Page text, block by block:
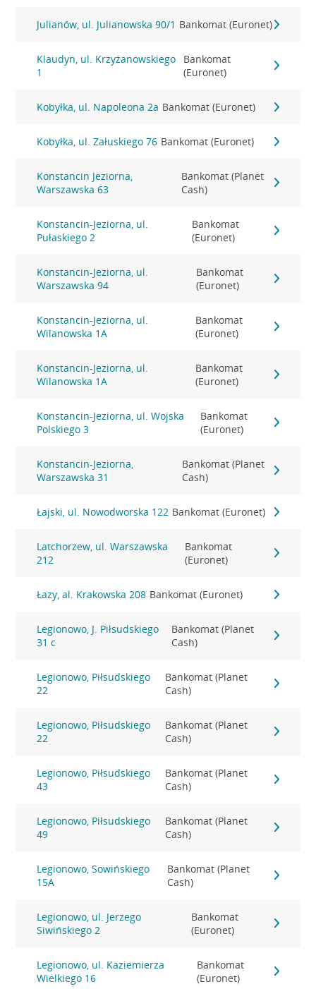
Julianów, ul. Julianowska 90/1 Bankomat (Euronet)
Klaudyn, ul. Krzyżanowskiego
1
Bankomat
(Euronet)
Kobyłka, ul. Napoleona 2a Bankomat (Euronet)
Kobyłka, ul. Załuskiego 76 Bankomat (Euronet)
Konstancin Jeziorna,
Warszawska 63
Bankomat (Planet
Cash)
Konstancin-Jeziorna, ul.
Pułaskiego 2
Bankomat
(Euronet)
Konstancin-Jeziorna, ul.
Warszawska 94
Bankomat
(Euronet)
Konstancin-Jeziorna, ul.
Wilanowska 1A
Bankomat
(Euronet)
Konstancin-Jeziorna, ul.
Wilanowska 1A
Bankomat
(Euronet)
Konstancin-Jeziorna, ul. Wojska
Polskiego 3
Bankomat
(Euronet)
Konstancin-Jeziorna,
Warszawska 31
Bankomat (Planet
Cash)
Łajski, ul. Nowodworska 122 Bankomat (Euronet)
Latchorzew, ul. Warszawska
212
Bankomat
(Euronet)
Łazy, al. Krakowska 208 Bankomat (Euronet)
Legionowo, J. Piłsudskiego
31 c
Bankomat (Planet
Cash)
Legionowo, Piłsudskiego
22
Bankomat (Planet
Cash)
Legionowo, Piłsudskiego
22
Bankomat (Planet
Cash)
Legionowo, Piłsudskiego
43
Bankomat (Planet
Cash)
Legionowo, Piłsudskiego
49
Bankomat (Planet
Cash)
Legionowo, Sowińskiego
15A
Bankomat (Planet
Cash)
Legionowo, ul. Jerzego
Siwińskiego 2
Bankomat
(Euronet)
Legionowo, ul. Kaziemierza
Wielkiego 16
Bankomat
(Euronet)